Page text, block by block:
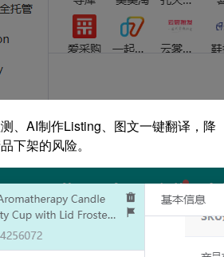
、AI制作Listing、图文一键翻译，降
下架的风险。